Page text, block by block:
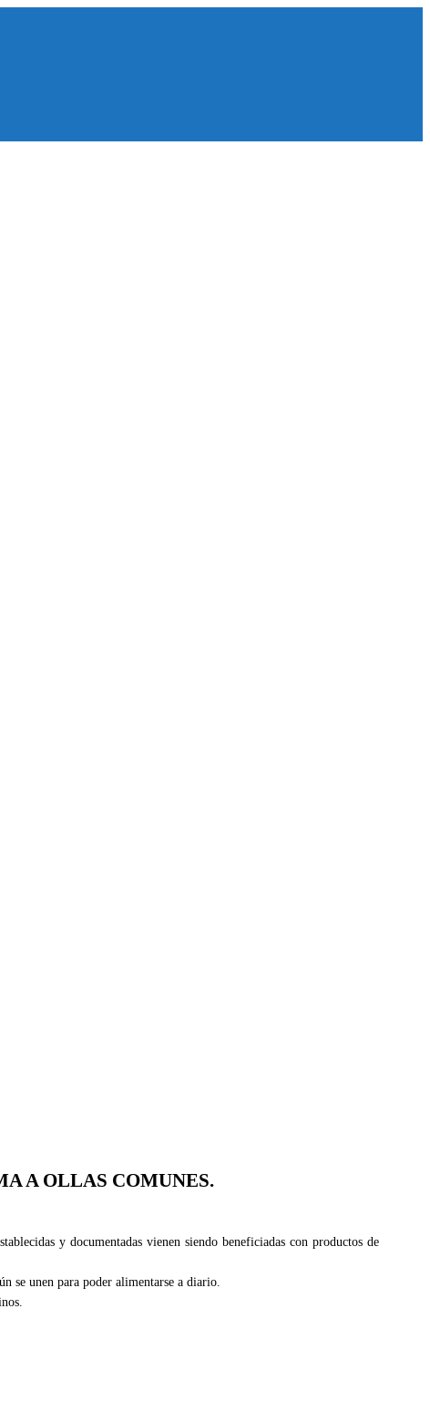
A OLLAS COMUNES.
y documentadas vienen siendo beneficiadas con productos de
se unen para poder alimentarse a diario.